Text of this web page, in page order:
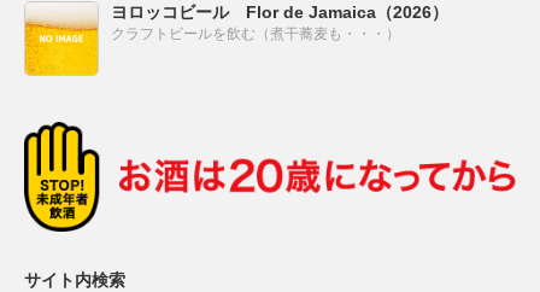
ヨロッコビール Flor de Jamaica（2026）
クラフトビールを飲む（煮干蕎麦も・・・）
サイト内検索